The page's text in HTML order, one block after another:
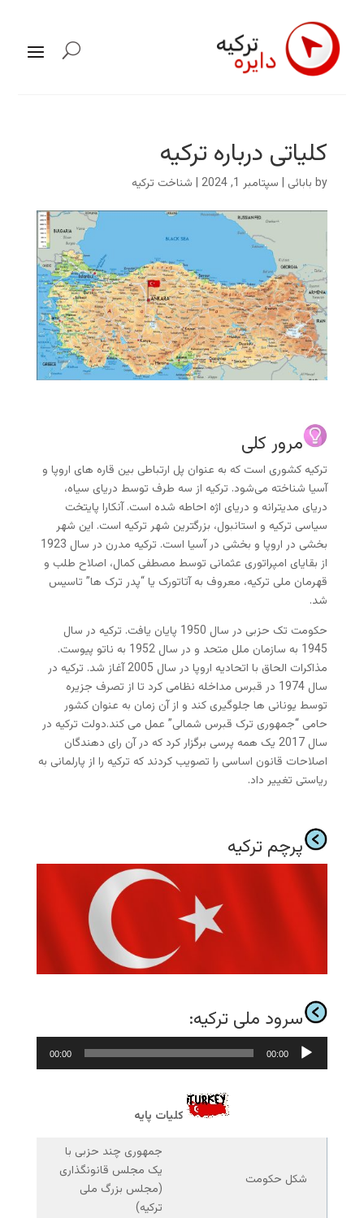
کلیاتی درباره ترکیه
by بابائی | سپتامبر 1, 2024 | شناخت ترکیه
مرور کلی
ترکیه کشوری است که به عنوان پل ارتباطی بین قاره های اروپا و
آسیا شناخته می‌شود. ترکیه از سه طرف توسط دریای سیاه،
دریای مدیترانه و دریای اژه احاطه شده است. آنکارا پایتخت
سیاسی ترکیه و استانبول، بزرگترین شهر ترکیه است. این شهر
بخشی در اروپا و بخشی در آسیا است. ترکیه مدرن در سال 1923
از بقایای امپراتوری عثمانی توسط مصطفی کمال، اصلاح طلب و
قهرمان ملی ترکیه، معروف به آتاتورک یا “پدر ترک ها” تاسیس
شد.
حکومت تک حزبی در سال 1950 پایان یافت. ترکیه در سال
1945 به سازمان ملل متحد و در سال 1952 به ناتو پیوست.
مذاکرات الحاق با اتحادیه اروپا در سال 2005 آغاز شد. ترکیه در
سال 1974 در قبرس مداخله نظامی کرد تا از تصرف جزیره
توسط یونانی ها جلوگیری کند و از آن زمان به عنوان کشور
حامی “جمهوری ترک قبرس شمالی” عمل می کند.دولت ترکیه در
سال 2017 یک همه پرسی برگزار کرد که در آن رای دهندگان
اصلاحات قانون اساسی را تصویب کردند که ترکیه را از پارلمانی به
ریاستی تغییر داد.
پرچم ترکیه
سرود ملی ترکیه:
پخش‌کننده
صوت
00:00
00:00
کلیات پایه
شکل حکومت
جمهوری چند حزبی با
یک مجلس قانونگذاری
(مجلس بزرگ ملی
ترکیه)